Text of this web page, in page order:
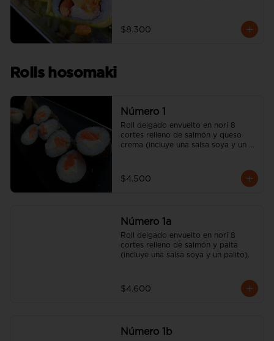
$8.300
Rolls hosomaki
Número 1
Roll delgado envuelto en nori 8
cortes relleno de salmón y queso
crema (incluye una salsa soya y un
$4.500
Número 1a
Roll delgado envuelto en nori 8
cortes relleno de salmón y palta
(incluye una salsa soya y un palito).
$4.600
Número 1b